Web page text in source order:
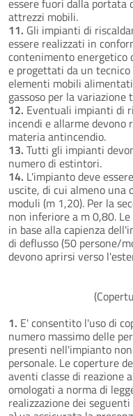
attrezzi mobili.
11. Gli impianti di
essere realizzati in
contenimento
e progettati da un
elementi mobili
gassoso per la
12. Eventuali impianti di
incendi e allarme
materia antincendio.
13. Tutti gli impianti
numero di estintori.
14. L'impianto deve
uscite, di cui almeno una
moduli (m 1,20). Per la
non inferiore a m 0,80.
in base alla capienza
di deflusso (50 persone/
devono aprirsi verso
1. E' consentito l'uso di
numero massimo delle
presenti nell'impianto
personale. Le coperture
aventi classe di reazione
omologati a norma di
realizzazione dei